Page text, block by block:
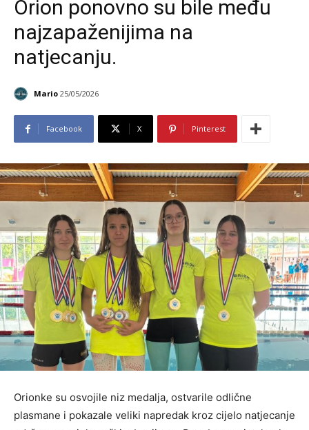
Orion ponovno su bile među
najzapaženijima na
natjecanju.
Mario 25/05/2026
Facebook X Pinterest
Orionke su osvojile niz medalja, ostvarile odlične
plasmane i pokazale veliki napredak kroz cijelo natjecanje